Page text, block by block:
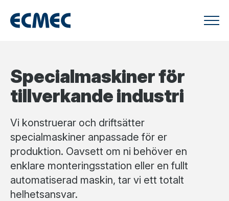
Specialmaskiner för
tillverkande industri
Vi konstruerar och driftsätter
specialmaskiner anpassade för er
produktion. Oavsett om ni behöver en
enklare monteringsstation eller en fullt
automatiserad maskin, tar vi ett totalt
helhetsansvar.